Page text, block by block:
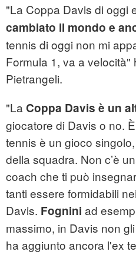
"La Coppa Davis di oggi
cambiato il mondo e
tennis di oggi non mi
Formula 1, va a velocità"
Pietrangeli.
"La Coppa Davis è un
giocatore di Davis o no.
tennis è un gioco
della squadra. Non c’è
coach che ti può
tanti essere formidabili
Davis. Fognini ad
massimo, in Davis non
ha aggiunto ancora l'ex